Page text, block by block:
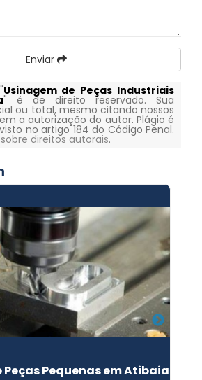
Enviar
Usinagem de Peças Industriais
" é de direito reservado. Sua
ou total, mesmo citando nossos
a autorização do autor. Plágio é
no artigo 184 do Código Penal.
direitos autorais.
Peças Pequenas em Atibaia